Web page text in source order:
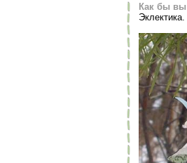
Как бы вы
Эклектика.